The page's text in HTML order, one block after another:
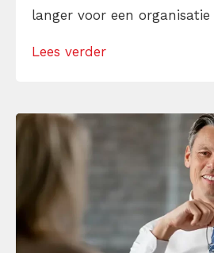
langer voor een
medewerkers zijn goud
werkvloer? Deze 7 tips
Lees verder